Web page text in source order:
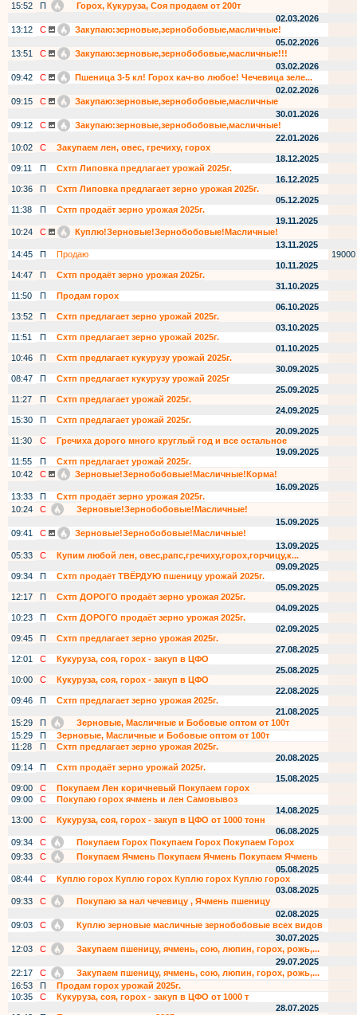
15:52
П
Горох, Кукуруза, Соя продаем от 200т
02.03.2026
13:12
С
Закупаю:зерновые,зернобобовые,масличные!
05.02.2026
13:51
С
Закупаю:зерновые,зернобобовые,масличные!!!
03.02.2026
09:42
С
Пшеница 3-5 кл! Горох кач-во любое! Чечевица зеле...
02.02.2026
09:15
С
Закупаю:зерновые,зернобобовые,масличные
30.01.2026
09:12
С
Закупаю:зерновые,зернобобовые,масличные!
22.01.2026
10:02
С
Закупаем лен, овес, гречиху, горох
18.12.2025
09:11
П
Схтп Липовка предлагает урожай 2025г.
16.12.2025
10:36
П
Схтп Липовка предлагает зерно урожая 2025г.
05.12.2025
11:38
П
Схтп продаёт зерно урожая 2025г.
19.11.2025
10:24
С
Куплю!Зерновые!Зернобобовые!Масличные!
13.11.2025
14:45
П Продаю
19000
10.11.2025
14:47
П
Схтп продаёт зерно урожая 2025г.
31.10.2025
11:50
П
Продам горох
06.10.2025
13:52
П
Схтп предлагает зерно урожай 2025г.
03.10.2025
11:51
П
Схтп предлагает зерно урожай 2025г.
01.10.2025
10:46
П
Схтп предлагает кукурузу урожай 2025г.
30.09.2025
08:47
П
Схтп предлагает кукурузу урожай 2025г
25.09.2025
11:27
П
Схтп предлагает урожай 2025г.
24.09.2025
15:30
П
Схтп предлагает урожай 2025г.
20.09.2025
11:30
С
Гречиха дорого много круглый год и все остальное
19.09.2025
11:55
П
Схтп предлагает урожай 2025г.
10:42
С
Зерновые!Зернобобовые!Масличные!Корма!
16.09.2025
13:33
П
Схтп продаёт зерно урожая 2025г.
10:24
С
Зерновые!Зернобобовые!Масличные!
15.09.2025
09:41
С
Зерновые!Зернобобовые!Масличные!
13.09.2025
05:33
С
Купим любой лен, овес,рапс,гречиху,горох,горчицу,к...
09.09.2025
09:34
П
Схтп продаёт ТВЁРДУЮ пшеницу урожай 2025г.
05.09.2025
12:17
П
Схтп ДОРОГО продаёт зерно урожая 2025г.
04.09.2025
10:23
П
Схтп ДОРОГО продаёт зерно урожая 2025г.
02.09.2025
09:45
П
Схтп предлагает зерно урожая 2025г.
27.08.2025
12:01
С
Кукуруза, соя, горох - закуп в ЦФО
25.08.2025
10:00
С
Кукуруза, соя, горох - закуп в ЦФО
22.08.2025
09:46
П
Схтп предлагает зерно урожая 2025г.
21.08.2025
15:29
П
Зерновые, Масличные и Бобовые оптом от 100т
15:29
П
Зерновые, Масличные и Бобовые оптом от 100т
11:28
П
Схтп предлагает зерно урожая 2025г.
20.08.2025
09:14
П
Схтп продаёт зерно урожай 2025г.
15.08.2025
09:00
С
Покупаем Лен коричневый Покупаем горох
09:00
С
Покупаю горох ячмень и лен Самовывоз
14.08.2025
13:00
С
Кукуруза, соя, горох - закуп в ЦФО от 1000 тонн
06.08.2025
09:34
С
Покупаем Горох Покупаем Горох Покупаем Горох
09:33
С
Покупаем Ячмень Покупаем Ячмень Покупаем Ячмень
05.08.2025
08:44
С
Куплю горох Куплю горох Куплю горох Куплю горох
03.08.2025
09:33
С
Покупаю за нал чечевицу , Ячмень пшеницу
02.08.2025
09:03
С
Куплю зерновые масличные зернобобовые всех видов
30.07.2025
12:03
С
Закупаем пшеницу, ячмень, сою, люпин, горох, рожь,...
29.07.2025
22:17
С
Закупаем пшеницу, ячмень, сою, люпин, горох, рожь,...
16:53
П
Продам горох урожай 2025г.
10:35
С
Кукуруза, соя, горох - закуп в ЦФО от 1000 т
28.07.2025